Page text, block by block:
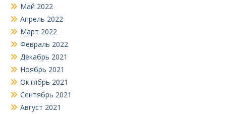
Май 2022
Апрель 2022
Март 2022
Февраль 2022
Декабрь 2021
Ноябрь 2021
Октябрь 2021
Сентябрь 2021
Август 2021